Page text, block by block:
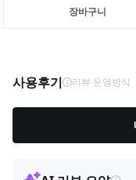
장바구니